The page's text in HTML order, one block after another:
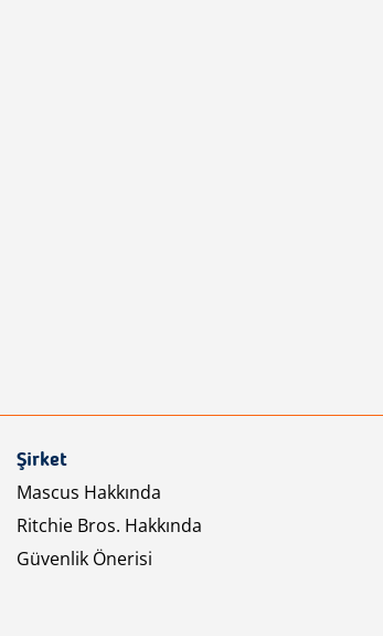
Şirket
Mascus Hakkında
Ritchie Bros. Hakkında
Güvenlik Önerisi